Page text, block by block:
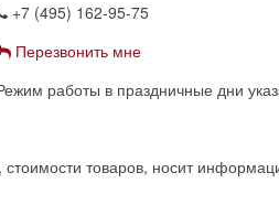
+7 (495) 162-95-75
Перезвонить мне
работы в праздничные дни
товаров, носит